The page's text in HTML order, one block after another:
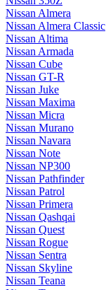
Nissan Almera
Nissan Almera Classic
Nissan Altima
Nissan Armada
Nissan Cube
Nissan GT-R
Nissan Juke
Nissan Maxima
Nissan Micra
Nissan Murano
Nissan Navara
Nissan Note
Nissan NP300
Nissan Pathfinder
Nissan Patrol
Nissan Primera
Nissan Qashqai
Nissan Quest
Nissan Rogue
Nissan Sentra
Nissan Skyline
Nissan Teana